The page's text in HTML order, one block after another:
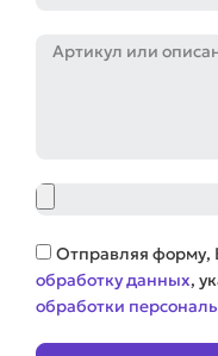
Артикул
Файл
Соглашение
Отправляя форму,
обработку данных,
обработки